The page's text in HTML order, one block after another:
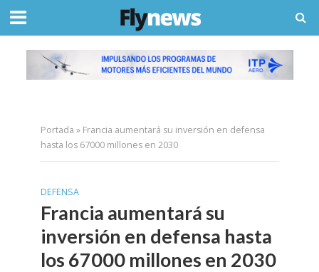
Portada » Francia aumentará su inversión en defensa
hasta los 67000 millones en 2030
DEFENSA
Francia aumentará su
inversión en defensa hasta
los 67000 millones en 2030